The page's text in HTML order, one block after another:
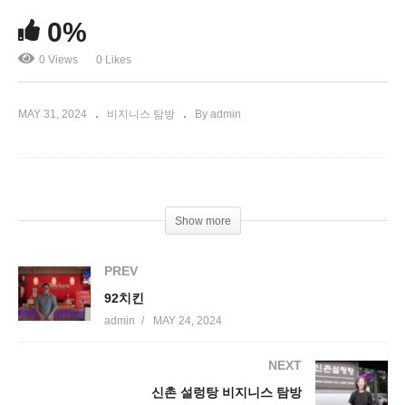
K-WINGSK-WINGS ‘독보적인 케이 푸드, 한국식 치
0%
0 Views 0 Likes
MAY 31, 2024 비지니스 탐방 By admin
Show more
PREV
92치킨
admin MAY 24, 2024
NEXT
신촌 설렁탕 비지니스 탐방